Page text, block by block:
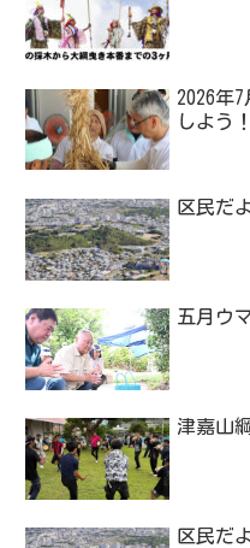
2026年
しよう！
区民だ
五月ウ
津嘉山
区民だ